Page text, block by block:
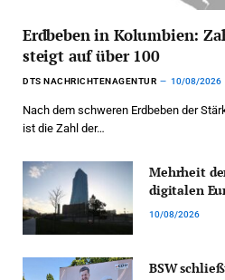
Erdbeben in Kolumbien:
steigt auf über 100
DTS NACHRICHTENAGENTUR 10/08/2026
Nach dem schweren Erdbeben der
ist die Zahl der…
Mehrheit
digitalen
10/08/2026
BSW